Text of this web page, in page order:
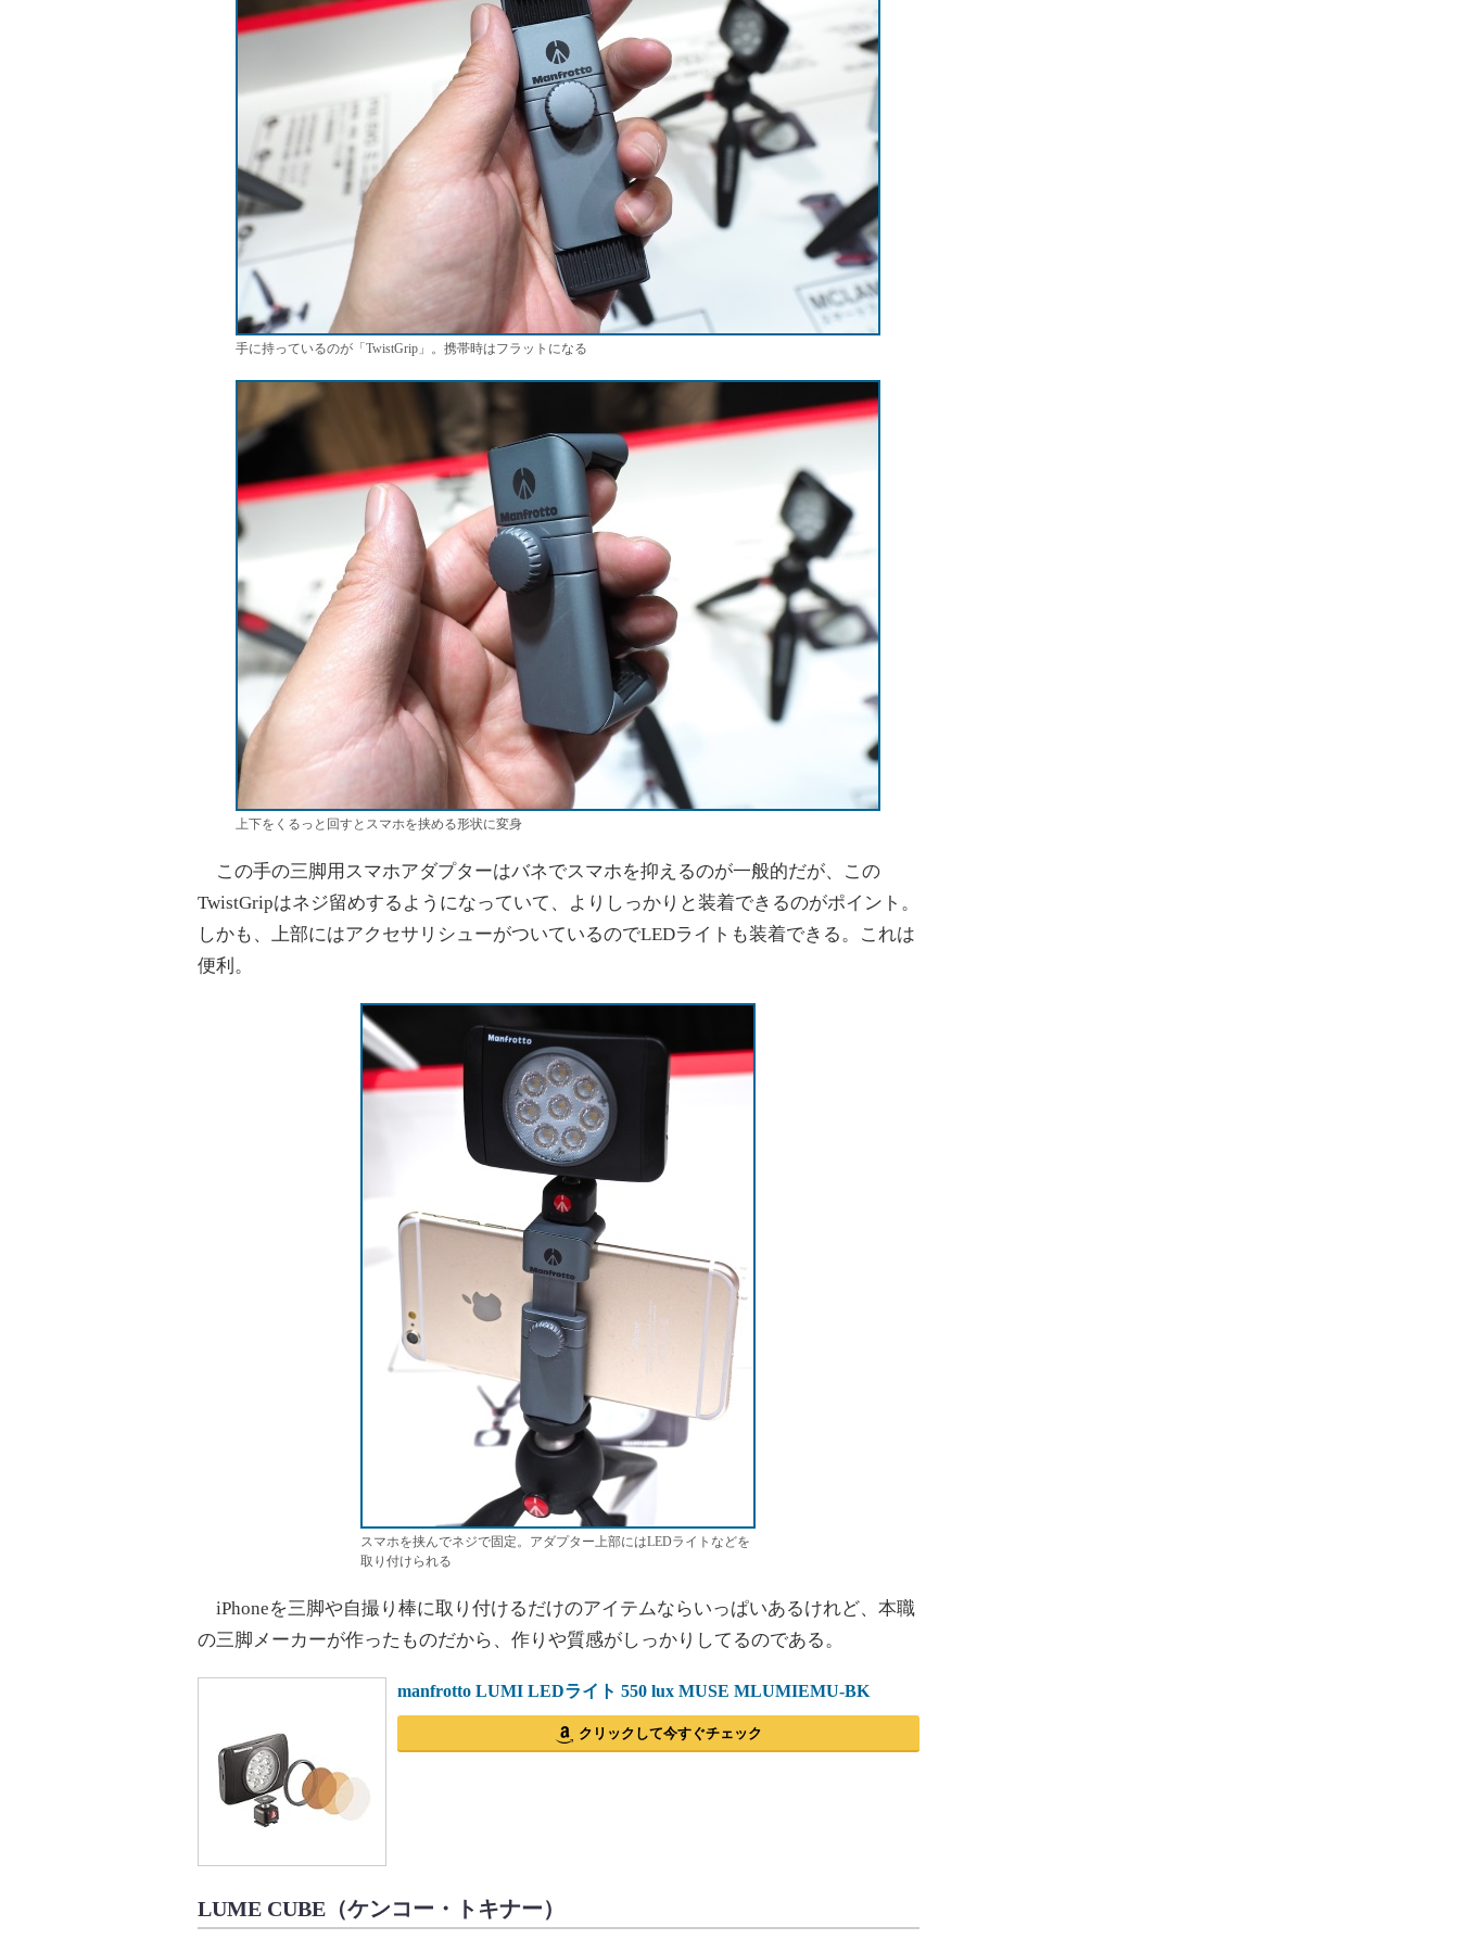
手に持っているのが「TwistGrip」。携帯時はフラットになる
上下をくるっと回すとスマホを挟める形状に変身
この手の三脚用スマホアダプターはバネでスマホを抑えるのが一般的だが、この
TwistGripはネジ留めするようになっていて、よりしっかりと装着できるのがポイント。
しかも、上部にはアクセサリシューがついているのでLEDライトも装着できる。これは
便利。
スマホを挟んでネジで固定。アダプター上部にはLEDライトなどを
取り付けられる
iPhoneを三脚や自撮り棒に取り付けるだけのアイテムならいっぱいあるけれど、本職
の三脚メーカーが作ったものだから、作りや質感がしっかりしてるのである。
manfrotto LUMI LEDライト 550 lux MUSE MLUMIEMU-BK
クリックして今すぐチェック
LUME CUBE（ケンコー・トキナー）